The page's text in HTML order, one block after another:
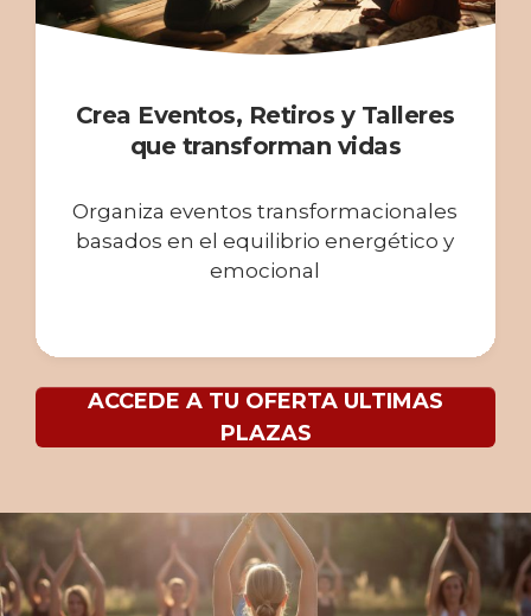
Crea Eventos, Retiros y Talleres
que transforman vidas
Organiza eventos transformacionales
basados en el equilibrio energético y
emocional
ACCEDE A TU OFERTA ULTIMAS
PLAZAS